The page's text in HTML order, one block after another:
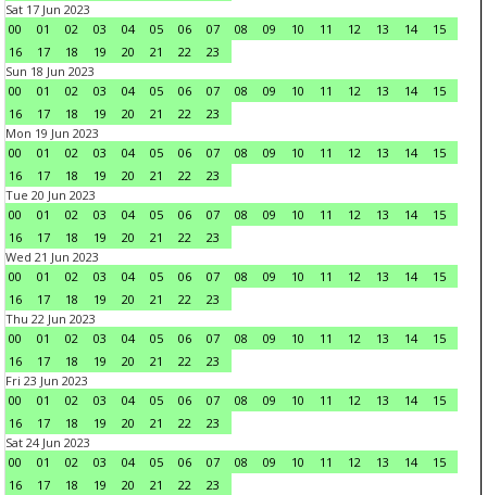
Sat 17 Jun 2023
00
01 02 03 04 05 06 07 08 09 10 11 12 13 14
15
16
17 18 19 20 21 22
23
Sun 18 Jun 2023
00
01 02 03 04 05 06 07 08 09 10 11 12 13 14
15
16
17 18 19 20 21 22
23
Mon 19 Jun 2023
00
01 02 03 04 05 06 07 08 09 10 11 12 13 14
15
16
17 18 19 20 21 22
23
Tue 20 Jun 2023
00
01 02 03 04 05 06 07 08 09 10 11 12 13 14
15
16
17 18 19 20 21 22
23
Wed 21 Jun 2023
00
01 02 03 04 05 06 07 08 09 10 11 12 13 14
15
16
17 18 19 20 21 22
23
Thu 22 Jun 2023
00
01 02 03 04 05 06 07 08 09 10 11 12 13 14
15
16
17 18 19 20 21 22
23
Fri 23 Jun 2023
00
01 02 03 04 05 06 07 08 09 10 11 12 13 14
15
16
17 18 19 20 21 22
23
Sat 24 Jun 2023
00
01 02 03 04 05 06 07 08 09 10 11 12 13 14
15
16
17 18 19 20 21 22
23